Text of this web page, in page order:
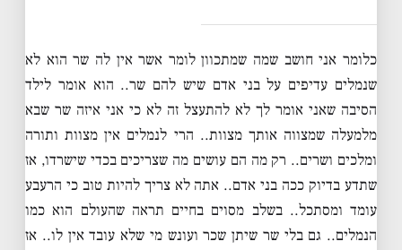
כלומר אני חושב שמה שמתכוון לומר אשר אין לה שר הוא לא
שנמלים עדיפים על בני אדם שיש להם שר.. הוא אומר לילד
הסיבה שאני אומר לך לא להתעצל זה לא כי אני איזה שר שבא
מלמעלה שמצווה אותך מצוות.. הרי לנמלים אין מצוות ותורה
ומלכים ושרים.. רק מה הם עושים מה שצריכים בכדי שישרדו, אז
שתדע בדיוק ככה בני אדם.. אתה לא צריך להיות טוב כי הרעבע
עומד ומסתכל.. בשלב מסוים בחיים תראה שהעולם הוא כמו
הנמלים.. גם בלי שר שיתן שכר ועונש מי שלא עובד אין לו.. אז